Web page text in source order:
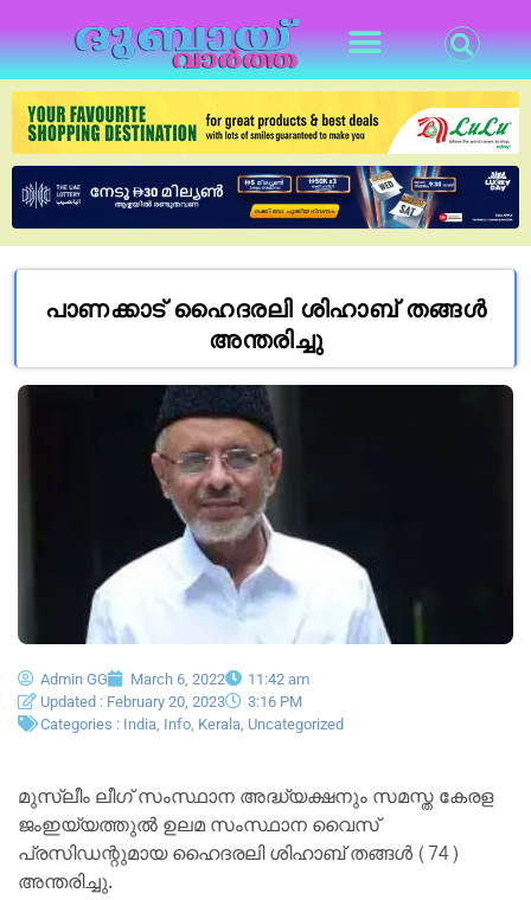
പാണക്കാട് ഹൈദരലി ശിഹാബ് തങ്ങൾ
അന്തരിച്ചു
Admin GG March 6, 2022
11:42 am
Updated : February 20, 2023
3:16 PM
Categories : India Info Kerala Uncategorized
മുസ്ലീം ലീഗ് സംസ്ഥാന അദ്ധ്യക്ഷനും സമസ്ത കേരള
ജംഇയ്യത്തുല്‍ ഉലമ സംസ്ഥാന വൈസ്
പ്രസിഡന്റുമായ ഹൈദരലി ശിഹാബ് തങ്ങള്‍ (74)
അന്തരിച്ചു.